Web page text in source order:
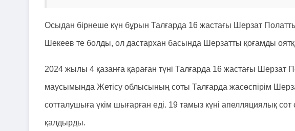
Осыдан бірнеше күн бұрын Талғарда 16 жастағы Шерзат
Шекеев те болды, ол дастархан басында Шерзатты қоғамды
2024 жылы 4 қазанға қараған түні Талғарда 16 жастағы Шерзат
маусымында Жетісу облысының соты Талғарда жасөспірім
сотталушыға үкім шығарған еді. 19 тамыз күні апелляциялық сот
қалдырды.